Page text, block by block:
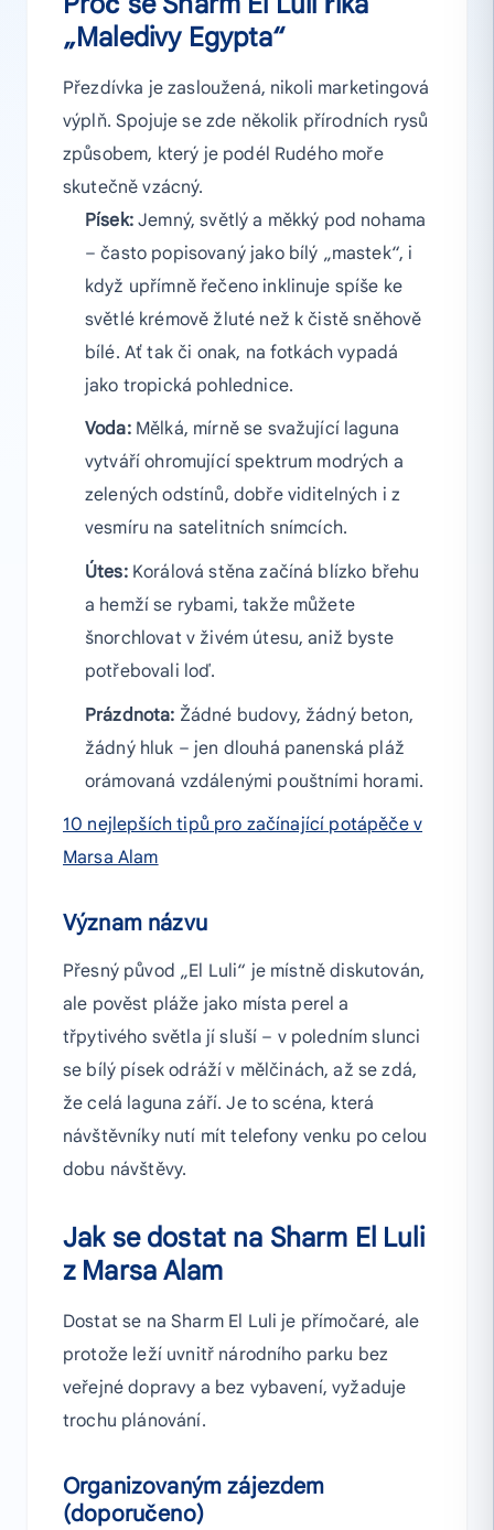
„Maledivy Egypta“
Přezdívka je zasloužená, nikoli marketingová
výplň. Spojuje se zde několik přírodních rysů
způsobem, který je podél Rudého moře
skutečně vzácný.
Písek:Jemný, světlý a měkký pod nohama
– často popisovaný jako bílý „mastek“, i
když upřímně řečeno inklinuje spíše ke
světlé krémově žluté než k čistě sněhově
bílé. Ať tak či onak, na fotkách vypadá
jako tropická pohlednice.
Voda:Mělká, mírně se svažující laguna
vytváří ohromující spektrum modrých a
zelených odstínů, dobře viditelných i z
vesmíru na satelitních snímcích.
Útes:Korálová stěna začíná blízko břehu
a hemží se rybami, takže můžete
šnorchlovat v živém útesu, aniž byste
potřebovali loď.
Prázdnota: Žádné budovy, žádný beton,
žádný hluk – jen dlouhá panenská pláž
orámovaná vzdálenými pouštními horami.
10 nejlepších tipů pro začínající potápěče v
Marsa Alam
Význam názvu
Přesný původ „El Luli“ je místně diskutován,
ale pověst pláže jako místa perel a
třpytivého světla jí sluší – v poledním slunci
se bílý písek odráží v mělčinách, až se zdá,
že celá laguna září. Je to scéna, která
návštěvníky nutí mít telefony venku po celou
dobu návštěvy.
Jak se dostat na Sharm El Luli
z Marsa Alam
Dostat se na Sharm El Luli je přímočaré, ale
protože leží uvnitř národního parku bez
veřejné dopravy a bez vybavení, vyžaduje
trochu plánování.
Organizovaným zájezdem
(doporučeno)